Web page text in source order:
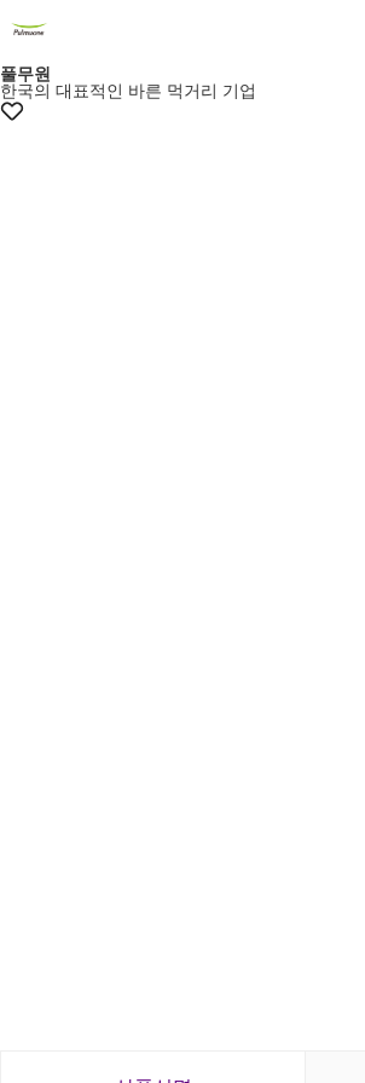
풀무원
한국의 대표적인 바른 먹거리 기업